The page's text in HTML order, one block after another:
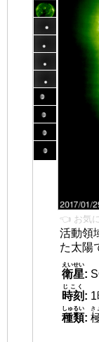
👈 お気
活動領
た太陽
衛星
えいせい
:
時刻
じこく
:
種類
しゅるい
:
き